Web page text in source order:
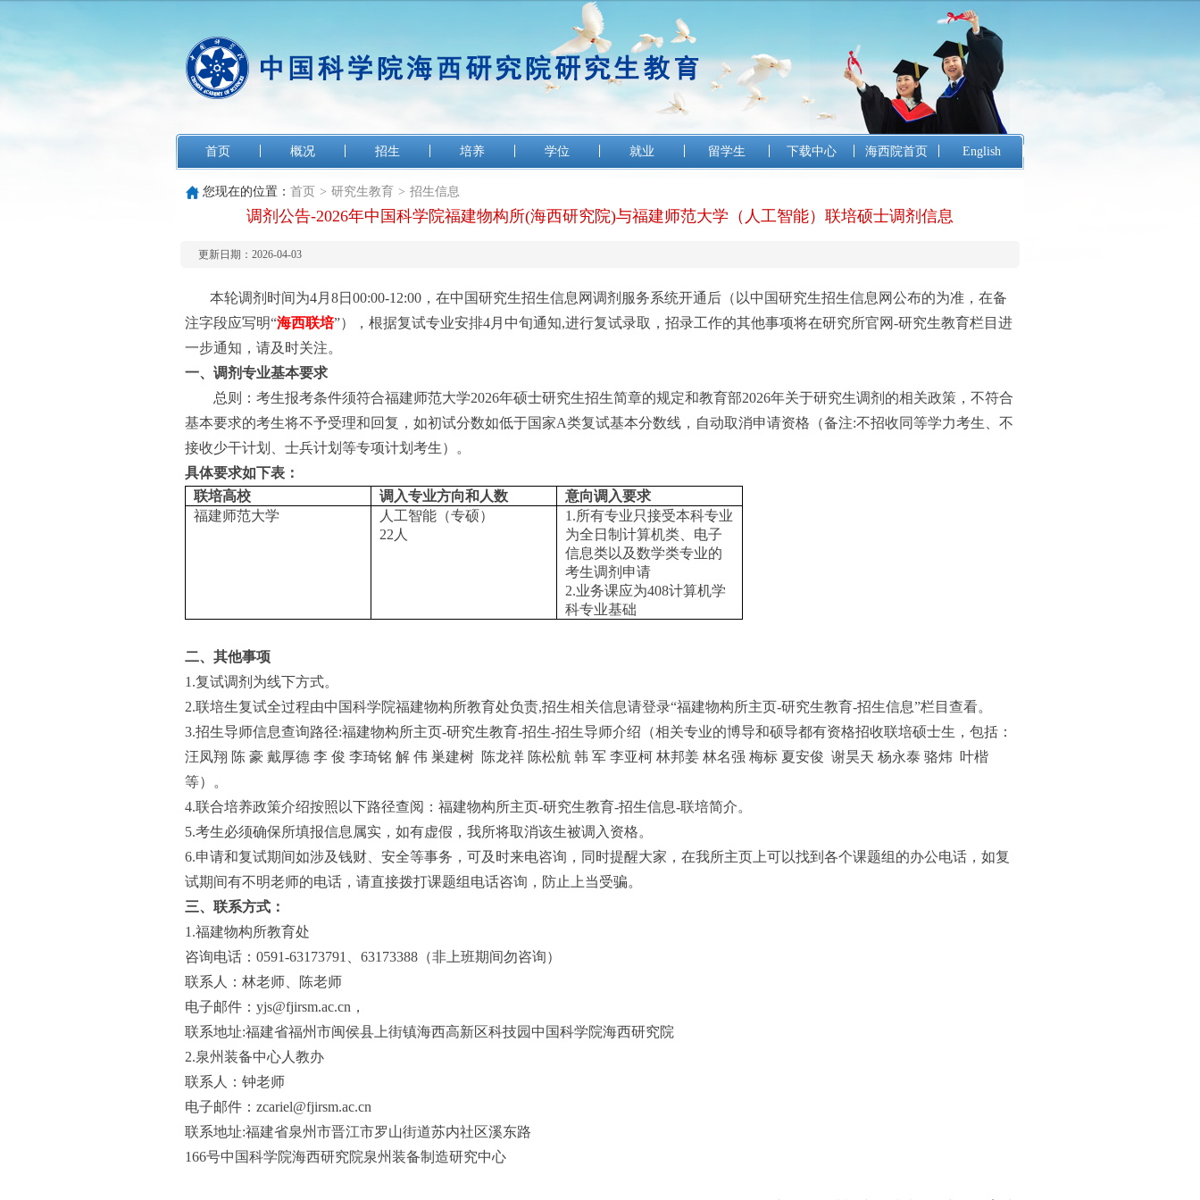
首页 概况 招生 培养 学位 就业 留学生 下载中心 海西院首页 English
您现在的位置： 首页 > 研究生教育 > 招生信息
调剂公告-2026年中国科学院福建物构所(海西研究院)与福建师范大学（人工智能）联培硕士调剂信息
更新日期：2026-04-03
本轮调剂时间为4月8日 00:00-12:00， 在中国研究生招生信息网调剂服务系统开通后（以中国研究生招生信息网公布的为准，在备
注字段应写明“海西联培”），根据复试专业安排4月中旬通知,进行复试录取，招录工作的其他事项将在研究所官网-研究生教育栏目进
一步通知，请及时关注。
一、调剂专业基本要求
总则：考生报考条件须符合福建师范大学2026年硕士研究生招生简章的规定和教育部2026年关于研究生调剂的相关政策，不符合
基本要求的考生将不予受理和回复，如初试分数如低于国家A类复试基本分数线，自动取消申请资格（备注:不招收同等学力考生、不
接收少干计划、士兵计划等专项计划考生）。
具体要求如下表：
联培高校
调入专业方向和人数
意向调入要求
福建师范大学
人工智能（专硕）
22人
1.所有专业只接受本科专业
为全日制计算机类、电子
信息类以及数学类专业的
考生调剂申请
2.业务课应为408计算机学
科专业基础
二、其他事项
1.复试调剂为线下方式。
2.联培生复试全过程由中国科学院福建物构所教育处负责,招生相关信息请登录“福建物构所主页-研究生教育-招生信息”栏目查看。
3.招生导师信息查询路径:福建物构所主页-研究生教育-招生-招生导师介绍（相关专业的博导和硕导都有资格招收联培硕士生，包括：
汪凤翔 陈 豪 戴厚德 李 俊 李琦铭 解 伟 巣建树 陈龙祥 陈松航 韩 军 李亚柯 林邦姜 林名强 梅标 夏安俊 谢昊天 杨永泰 骆炜 叶楷
等）。
4.联合培养政策介绍按照以下路径查阅：福建物构所主页-研究生教育-招生信息-联培简介。
5.考生必须确保所填报信息属实，如有虚假，我所将取消该生被调入资格。
6.申请和复试期间如涉及钱财、安全等事务，可及时来电咨询，同时提醒大家，在我所主页上可以找到各个课题组的办公电话，如复
试期间有不明老师的电话，请直接拨打课题组电话咨询，防止上当受骗。
三、联系方式：
1.福建物构所教育处
咨询电话：0591-63173791、63173388（非上班期间勿咨询）
联系人：林老师、陈老师
电子邮件： yjs@fjirsm.ac.cn ，
联系地址:福建省福州市闽侯县上街镇海西高新区科技园中国科学院海西研究院
2.泉州装备中心人教办
联系人：钟老师
电子邮件：zcariel@fjirsm.ac.cn
联系地址:福建省泉州市晋江市罗山街道苏内社区溪东路
166号中国科学院海西研究院泉州装备制造研究中心